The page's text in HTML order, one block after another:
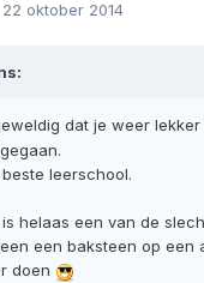
22 oktober 2014
dat je weer lekker
leerschool.
helaas een van de
een baksteen op een
doen